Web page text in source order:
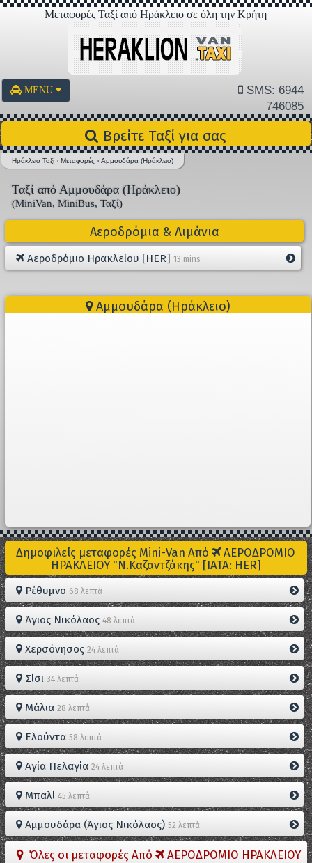
Μεταφορές Ταξί από Ηράκλειο σε όλη την Κρήτη
MENU
SMS: 6944
746085
Βρείτε Ταξί για σας
Ηράκλειο Ταξί ›Μεταφορές ›Αμμουδάρα (Ηράκλειο)
Ταξί από Αμμουδάρα (Ηράκλειο)
(MiniVan, MiniBus, Ταξί)
Αεροδρόμια & Λιμάνια
Αεροδρόμιο Ηρακλείου [HER] 13 mins
Αμμουδάρα (Ηράκλειο)
Δημοφιλείς μεταφορές Mini-Van Από
ΑΕΡΟΔΡΟΜΙΟ
ΗΡΑΚΛΕΙΟΥ "Ν.Καζαντζάκης" [IATA: HER]
Ρέθυμνο 68 λεπτά
Άγιος Νικόλαος 48 λεπτά
Χερσόνησος 24 λεπτά
Σίσι 34 λεπτά
Μάλια 28 λεπτά
Ελούντα 58 λεπτά
Αγία Πελαγία 24 λεπτά
Μπαλί 45 λεπτά
Αμμουδάρα (Άγιος Νικόλαος) 52 λεπτά
Όλες οι μεταφορές Από
ΑΕΡΟΔΡΟΜΙΟ ΗΡΑΚΛΕΙΟΥ